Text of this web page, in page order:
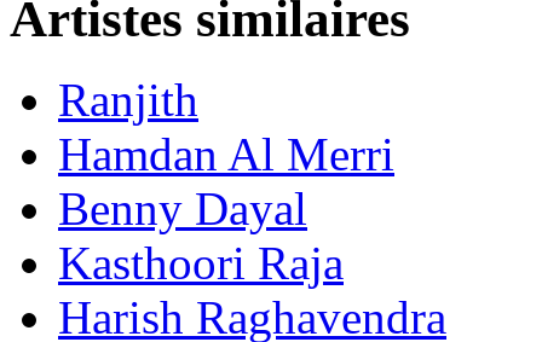
Artistes similaires
Ranjith
Hamdan Al Merri
Benny Dayal
Kasthoori Raja
Harish Raghavendra